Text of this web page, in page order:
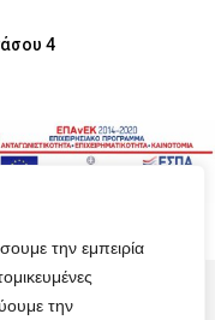
την εμπειρία
την
4